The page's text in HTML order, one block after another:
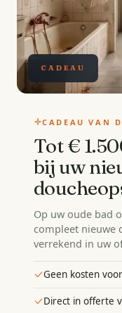
CADEAU
CADEAU VAN
Tot €
bij uw
Op uw oude bad
compleet nieuwe
verrekend in uw
Geen kosten
Direct in offerte